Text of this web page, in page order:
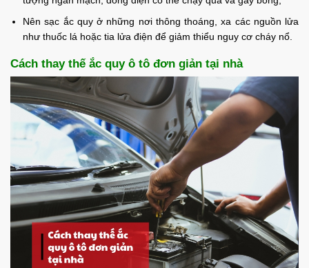
Nên sạc ắc quy ở những nơi thông thoáng, xa các nguồn lửa
như thuốc lá hoặc tia lửa điện để giảm thiểu nguy cơ cháy nổ.
Cách thay thế ắc quy ô tô đơn giản tại nhà